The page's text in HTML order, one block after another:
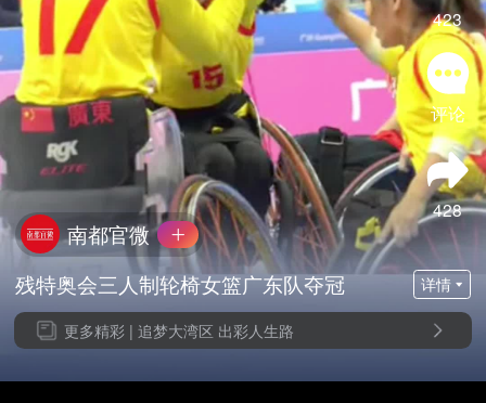
423
评论
428
南都官微
残特奥会三人制轮椅女篮广东队夺冠
详情
更多精彩 | 追梦大湾区 出彩人生路